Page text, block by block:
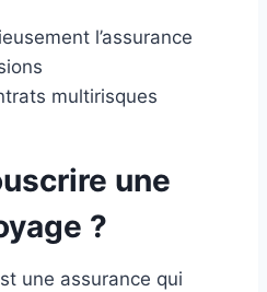
l’assurance
multirisques
une
?
une assurance qui